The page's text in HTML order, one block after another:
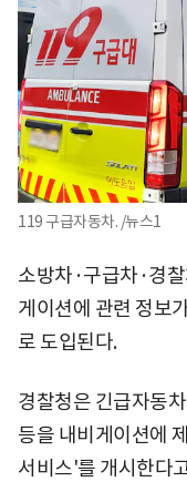
119 구급자동차. /뉴스1
소방차·구급차·경
게이션에 관련 정보
로 도입된다.
경찰청은 긴급자동
등을 내비게이션에
서비스'를 개시한다